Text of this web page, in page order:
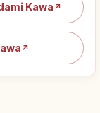
Kawa ↗
↗